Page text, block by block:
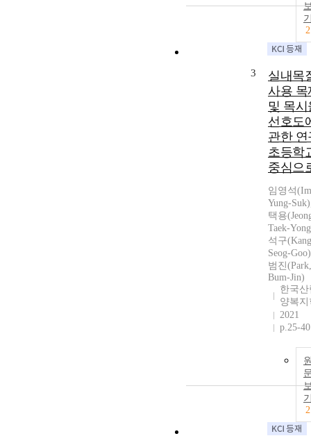
2
3
실내목
사용 목
및 목시
선호도
관한 연
초등학
중심으
임영석
Yung-
택용
Taek-
석구
Seog-
범진(Park,
Bum-Jin)
한국
양복
2021
p.25-40
2